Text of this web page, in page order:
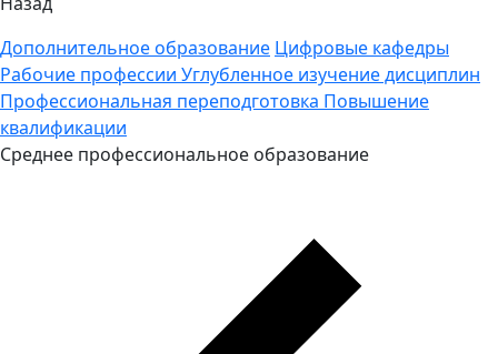
Дополнительное образование Цифровые кафедры
Рабочие профессии Углубленное изучение дисциплин
Профессиональная переподготовка Повышение
квалификации
Среднее профессиональное образование